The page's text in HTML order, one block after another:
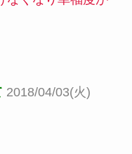
2018/04/03(火)